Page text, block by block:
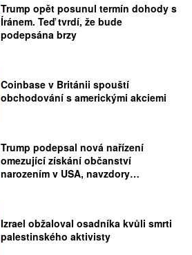
Trump opět posunul termín dohody s
Íránem. Teď tvrdí, že bude
podepsána brzy
Coinbase v Británii spouští
obchodování s americkými akciemi
Trump podepsal nová nařízení
omezující získání občanství
narozením v USA, navzdory
Izrael obžaloval osadníka kvůli smrti
palestinského aktivisty